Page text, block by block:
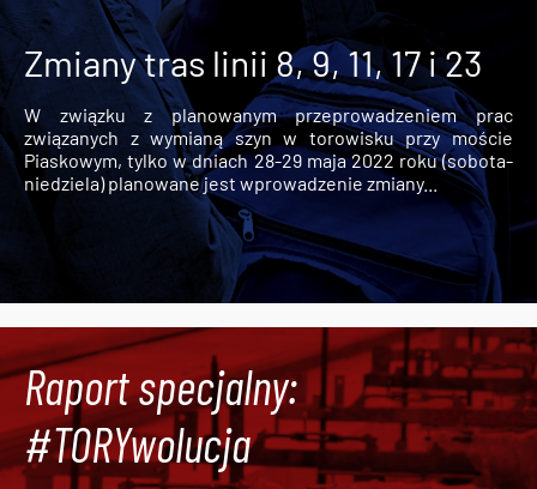
Zmiany tras linii 8, 9, 11, 17 i 23
W związku z planowanym przeprowadzeniem prac
związanych z wymianą szyn w torowisku przy moście
Piaskowym, tylko w dniach 28-29 maja 2022 roku (sobota-
niedziela) planowane jest wprowadzenie zmiany...
Raport specjalny:
#TORYwolucja